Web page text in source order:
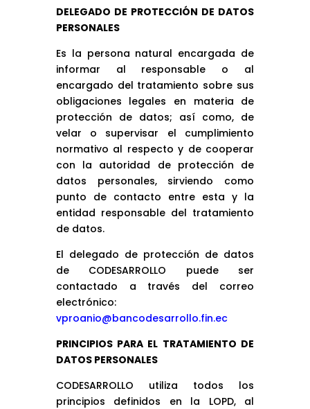
DELEGADO DE PROTECCIÓN DE DATOS
PERSONALES
Es la persona natural encargada de
informar al responsable o al
encargado del tratamiento sobre sus
obligaciones legales en materia de
protección de datos; así como, de
velar o supervisar el cumplimiento
normativo al respecto y de cooperar
con la autoridad de protección de
datos personales, sirviendo como
punto de contacto entre esta y la
entidad responsable del tratamiento
de datos.
El delegado de protección de datos
de CODESARROLLO puede ser
contactado a través del correo
electrónico:
vproanio@bancodesarrollo.fin.ec
PRINCIPIOS PARA EL TRATAMIENTO DE
DATOS PERSONALES
CODESARROLLO utiliza todos los
principios definidos en la LOPD, al